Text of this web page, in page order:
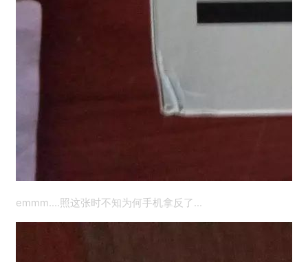
emmm....照这张时不知为何手机拿反了…